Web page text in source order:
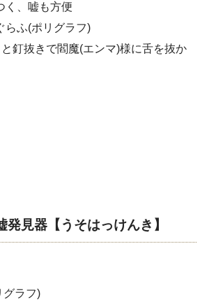
く、嘘も方便
らふ(ポリグラフ)
釘抜きで閻魔(エンマ)様に舌を抜か
発見器【うそはっけんき】
グラフ)